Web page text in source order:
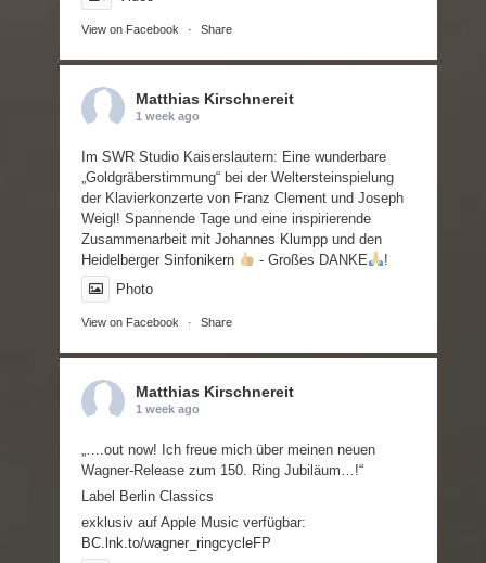
View on Facebook · Share
Matthias Kirschnereit
1 week ago
ImSWR Studio Kaiserslautern: Eine wunderbare
„Goldgräberstimmung“ bei der Weltersteinspielung
der Klavierkonzerte von Franz Clement und Joseph
Weigl! Spannende Tage und eine inspirierende
Zusammenarbeit mitJohannes Klumpp und den
Heidelberger Sinfonikern - Großes DANKE
!
Photo
View on Facebook · Share
Matthias Kirschnereit
1 week ago
„….out now! Ich freue mich über meinen neuen
Wagner-Release zum 150. Ring Jubiläum…!“
Label Berlin Classics
exklusiv aufApple Music verfügbar:
BC.lnk.to/wagner_ringcycleFP